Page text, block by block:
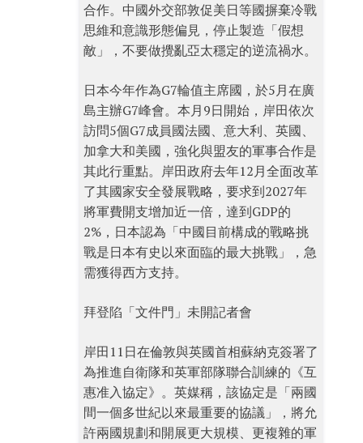
合作。中國外交部敦促美日等國摒棄冷戰
思維和意識形態偏見，停止製造「假想
敵」，不要做攪亂亞太穩定的逆流禍水。
日本今年作為G7輪值主席國，於5月在廣
島主辦G7峰會。本月9日開始，岸田依次
訪問5個G7成員國法國、意大利、英國、
加拿大和美國，強化與盟友的軍事合作是
其此行重點。岸田政府去年12月全面改革
了其國家安全發展戰略，要求到2027年
將軍費開支增加近一倍，達到GDP的
2%，日本認為「中國目前構成的戰略挑
戰是日本有史以來面臨的最大挑戰」，急
需獲得西方支持。
拜登陷「文件門」未開記者會
岸田11日在倫敦與英國首相蘇納克簽署了
為推進自衛隊和英軍部隊聯合訓練的《互
惠准入協定》。英媒稱，該協定是「兩國
間一個多世紀以來最重要的協議」，將允
許兩國規劃和開展更大規模、更複雜的軍